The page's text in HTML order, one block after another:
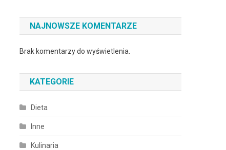
NAJNOWSZE KOMENTARZE
Brak komentarzy do wyświetlenia.
KATEGORIE
Dieta
Inne
Kulinaria